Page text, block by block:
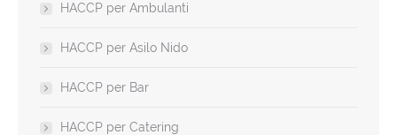
HACCP per Ambulanti
HACCP per Asilo Nido
HACCP per Bar
HACCP per Catering